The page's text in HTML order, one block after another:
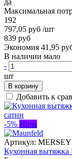
Максимальная
192
797,05 руб /шт
839 руб
Экономия 41,95
В наличии мало
-
шт
В корзину
Добавить к
-5% Ночь
Артикул:
Кухонная вытяжка